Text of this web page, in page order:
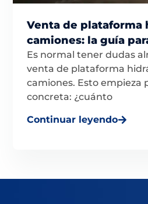
Venta de plataforma
camiones: la guía
Es normal tener dudas
venta de plataforma
camiones. Esto empieza
concreta: ¿cuánto
Continuar leyendo